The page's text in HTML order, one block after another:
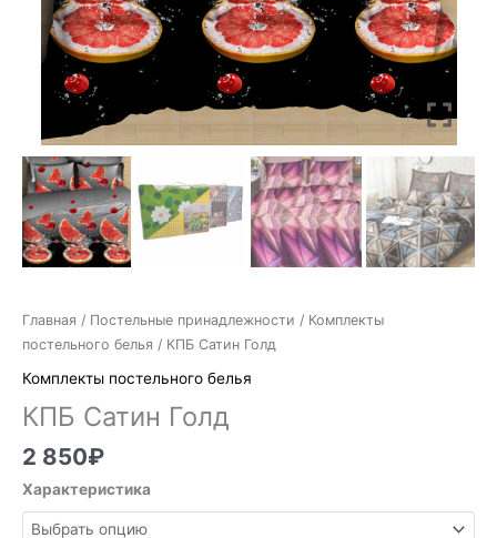
Главная / Постельные принадлежности / Комплекты
постельного белья / КПБ Сатин Голд
Комплекты постельного белья
КПБ Сатин Голд
2 850₽
Характеристика